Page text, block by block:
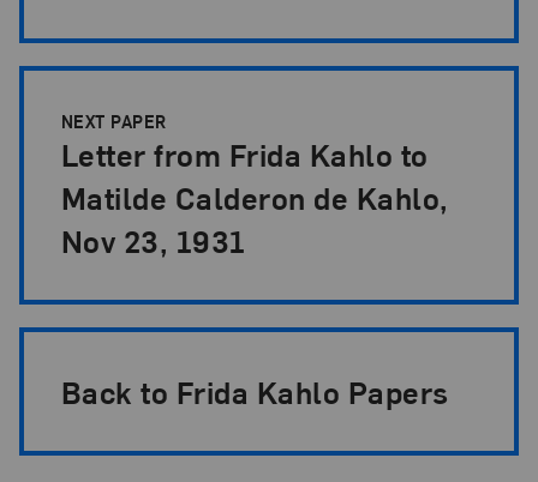
Back to Frida Kahlo Papers
NEXT PAPER
Letter from Frida Kahlo to
Matilde Calderon de Kahlo,
Nov 23, 1931